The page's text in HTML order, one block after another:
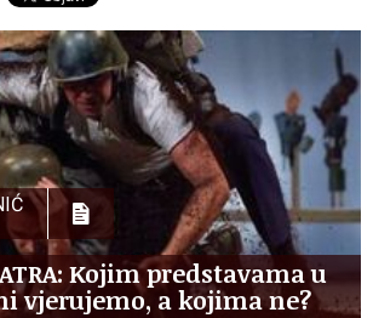
Kojim predstavama u
vjerujemo, a kojima ne?